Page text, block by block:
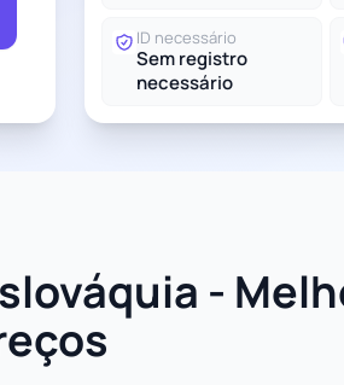
ID necessário
Sem registro
necessário
-